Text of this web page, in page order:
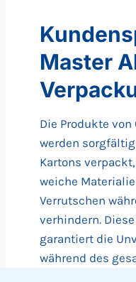
Master
Die Produkte
werden
Kartons
weiche
Verrutschen
verhindern.
garantiert die
während des